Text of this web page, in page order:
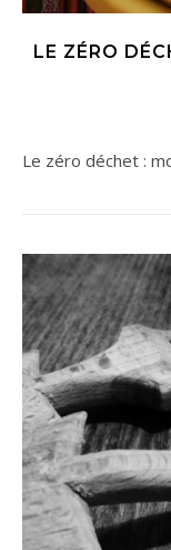
LE ZÉRO
Le zéro déchet :